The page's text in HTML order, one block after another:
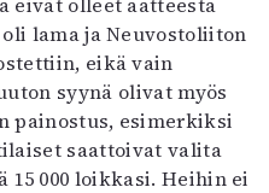
lama ja Neuvostoliiton
eikä vain
syynä olivat myös
painostus, esimerkiksi
saattoivat valita
15 000 loikkasi. Heihin ei